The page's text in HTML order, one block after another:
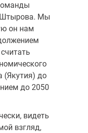
Штырова. Мы
он нам
(Якутия) до
до 2050
видеть
взгляд,